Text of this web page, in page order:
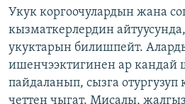
Укук коргоочулардын жана
кызматкерлердин
укуктарын билишпейт.
ишенчээктигинен ар кандай
пайдаланып, сызга отургузуп
четтен чыгат. Мисалы,